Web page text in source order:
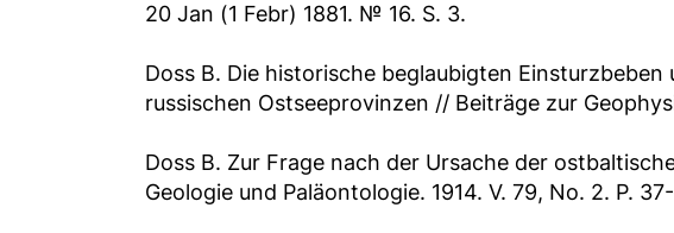
20 Jan (1 Febr) 1881. № 16. S. 3.
Doss В. Die historische beglaubigten
russischen Ostseeprovinzen // Beiträge zur
Doss B. Zur Frage nach der Ursache der
Geologie und Paläontologie. 1914. V. 79, No. 2. P.